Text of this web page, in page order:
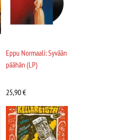
Eppu Normaali: Syvään
päähän (LP)
25,90€